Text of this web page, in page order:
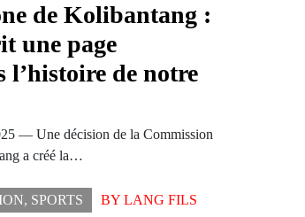
de Kolibantang :
une page
l’histoire de notre
— Une décision de la Commission
a créé la…
, SPORTS BYLANG FILS